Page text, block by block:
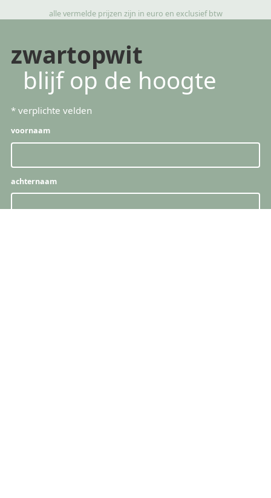
alle vermelde prijzen zijn in euro en exclusief btw
zwartopwit
blijf op de hoogte
* verplichte velden
voornaam
achternaam